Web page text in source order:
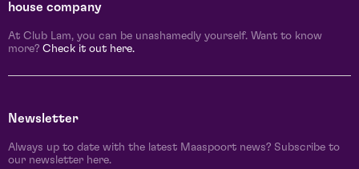
house company
At Club Lam, you can be unashamedly yourself. Want to know
more? Check it out here.
Newsletter
Always up to date with the latest Maaspoort news? Subscribe to
our newsletter here.